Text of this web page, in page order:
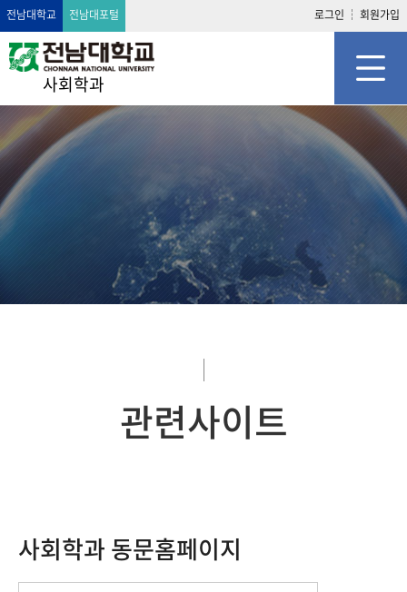
전남대학교 전남대포털 로그인 회원가입
사회학과
관련사이트
사회학과 동문홈페이지